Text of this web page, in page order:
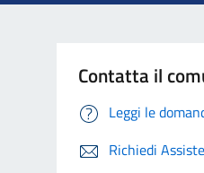
Contatta il
Leggi le
Richiedi